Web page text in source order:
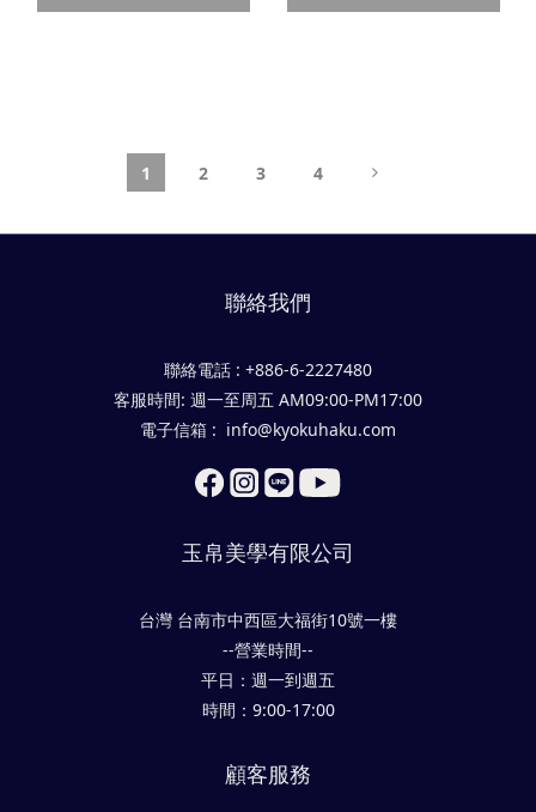
1 2 3 4
聯絡我們
聯絡電話 : +886-6-2227480
客服時間: 週一至周五 AM09:00-PM17:00
電子信箱 : info@kyokuhaku.com
玉帛美學有限公司
台灣 台南市中西區大福街10號一樓
--營業時間--
平日：週一到週五
時間：9:00-17:00
顧客服務